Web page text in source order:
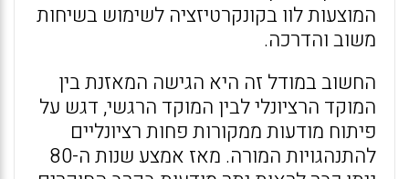
המוצעות לוו בקונקרטיזציה לשימוש בשיחות
משוב והדרכה.
החשוב במודל זה היא הגישה המאזנת בין
המוקד הרציונלי לבין המוקד הרגשי, דגש על
פיתוח מודעות ממקורות פחות רציונליים
להתנהגויות המורה. מאז אמצע שנות ה-80